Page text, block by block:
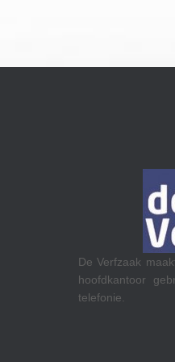
en hun
en 3CX VoIP
RTL op het